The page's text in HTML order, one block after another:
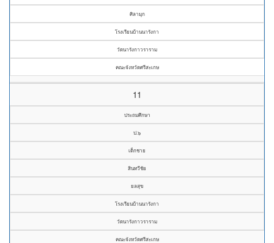
ศิลามุก
โรงเรียนบ้านนารังกา
วัดนารังกาวราราม
คณะจังหวัดศรีสะเกษ
11
ประถมศึกษา
ป.๖
เด็กชาย
สินทวีชัย
ยลสุข
โรงเรียนบ้านนารังกา
วัดนารังกาวราราม
คณะจังหวัดศรีสะเกษ